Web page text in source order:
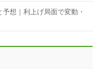
想｜利上げ局面で変動・